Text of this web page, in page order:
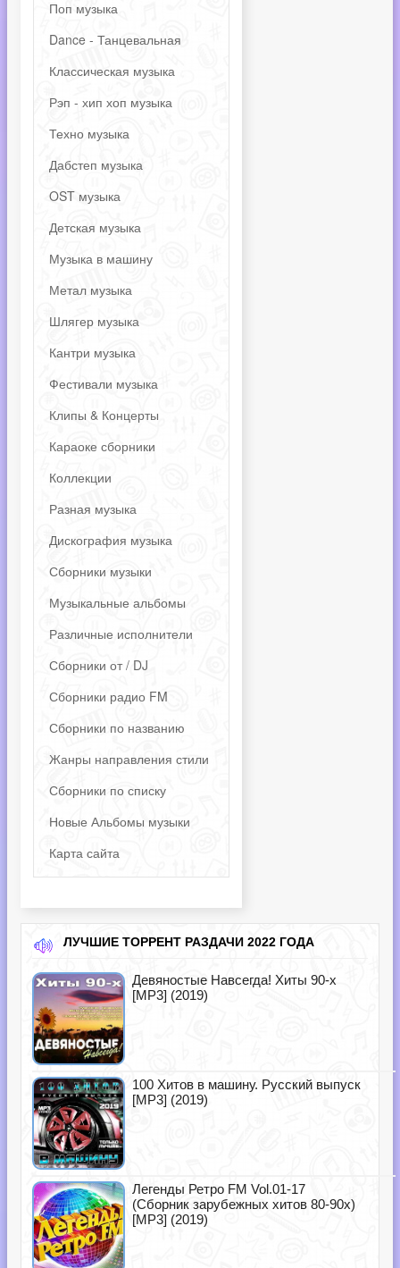
Поп музыка
Dance - Танцевальная
Классическая музыка
Рэп - хип хоп музыка
Техно музыка
Дабстеп музыка
OST музыка
Детская музыка
Музыка в машину
Метал музыка
Шлягер музыка
Кантри музыка
Фестивали музыка
Клипы & Концерты
Караоке сборники
Коллекции
Разная музыка
Дискография музыка
Сборники музыки
Музыкальные альбомы
Различные исполнители
Сборники от / DJ
Сборники радио FM
Сборники по названию
Жанры направления стили
Сборники по списку
Новые Альбомы музыки
Карта сайта
ЛУЧШИЕ ТОРРЕНТ РАЗДАЧИ 2022 ГОДА
Девяностые Навсегда! Хиты 90-х
[MP3] (2019)
100 Хитов в машину. Русский выпуск
[MP3] (2019)
Легенды Ретро FM Vol.01-17
(Сборник зарубежных хитов 80-90х)
[MP3] (2019)